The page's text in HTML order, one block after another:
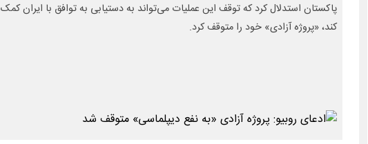
پاکستان استدلال کرد که توقف این عملیات می‌تواند به دستیابی به توافق با ایران کمک
کند، «پروژه آزادی» خود را متوقف کرد.